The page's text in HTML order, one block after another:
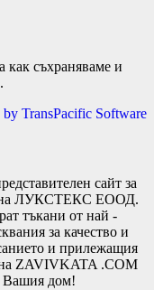
как съхраняваме и
.
by TransPacific Software
сайт за
на ЛУКСТЕКС ЕООД.
тъкани от най -
за качество и
и прилежащия
ZAVIVKATA .COM
Вашия дом!